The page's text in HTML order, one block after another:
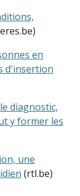
en
d'insertion
diagnostic,
y former les
une
(rtl.be)